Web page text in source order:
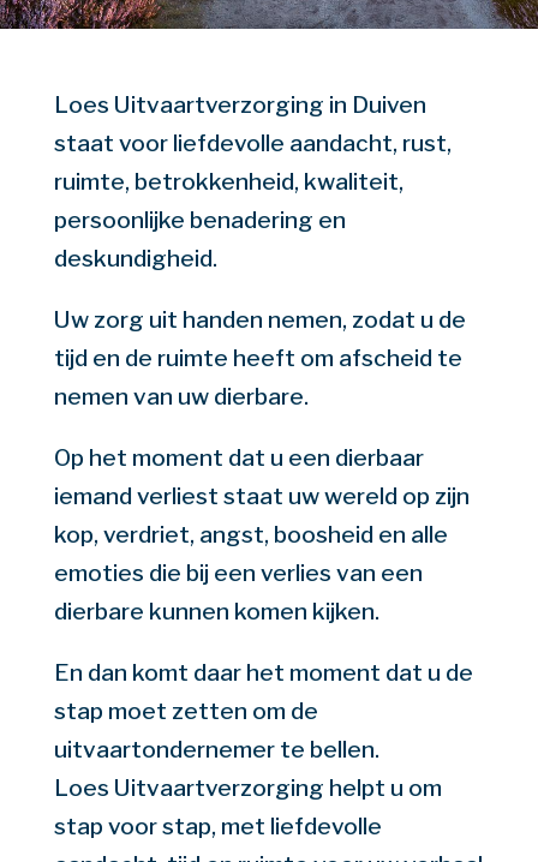
Loes Uitvaartverzorging in Duiven
staat voor liefdevolle aandacht, rust,
ruimte, betrokkenheid, kwaliteit,
persoonlijke benadering en
deskundigheid.
Uw zorg uit handen nemen, zodat u de
tijd en de ruimte heeft om afscheid te
nemen van uw dierbare.
Op het moment dat u een dierbaar
iemand verliest staat uw wereld op zijn
kop, verdriet, angst, boosheid en alle
emoties die bij een verlies van een
dierbare kunnen komen kijken.
En dan komt daar het moment dat u de
stap moet zetten om de
uitvaartondernemer te bellen.
Loes Uitvaartverzorging helpt u om
stap voor stap, met liefdevolle